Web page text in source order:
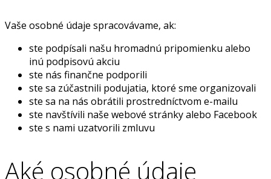
Vaše osobné údaje spracovávame, ak:
ste podpísali našu hromadnú pripomienku alebo
inú podpisovú akciu
ste nás finančne podporili
ste sa zúčastnili podujatia, ktoré sme organizovali
ste sa na nás obrátili prostredníctvom e-mailu
ste navštívili naše webové stránky alebo Facebook
ste s nami uzatvorili zmluvu
Aké osobné údaje